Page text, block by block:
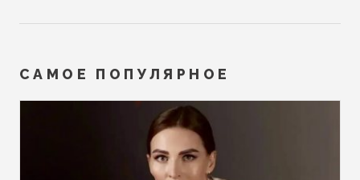
САМОЕ ПОПУЛЯРНОЕ